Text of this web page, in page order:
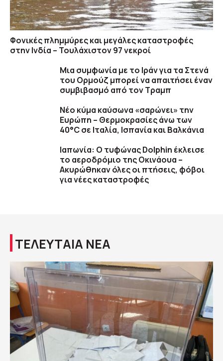
Φονικές πλημμύρες και μεγάλες καταστροφές
στην Ινδία – Τουλάχιστον 97 νεκροί
Μια συμφωνία με το Ιράν για τα Στενά
του Ορμούζ μπορεί να απαιτήσει έναν
συμβιβασμό από τον Τραμπ
Νέο κύμα καύσωνα «σαρώνει» την
Ευρώπη – Θερμοκρασίες άνω των
40°C σε Ιταλία, Ισπανία και Βαλκάνια
Ιαπωνία: Ο τυφώνας Dolphin έκλεισε
το αεροδρόμιο της Οκινάουα –
Ακυρώθηκαν όλες οι πτήσεις, φόβοι
για νέες καταστροφές
ΤΕΛΕΥΤΑΙΑ ΝΕΑ